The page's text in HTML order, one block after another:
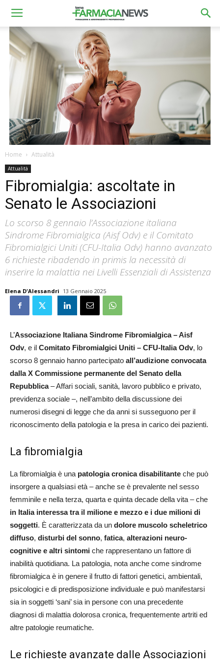
Home Attualità
Attualità
Fibromialgia: ascoltate in
Senato le Associazioni
Lo scorso 8 gennaio l’Associazione italiana
Sindrome Fibromialgica (Aisf Odv) e il Comitato
Fibromialgici Uniti (CFU-Italia Odv) hanno avanzato
6 richieste ribadendo in primis la necessità di
inserire la malattia nei Livelli Essenziali di Assistenza
Elena D'Alessandri 13 Gennaio 2025
L’Associazione Italiana Sindrome Fibromialgica – Aisf
Odv, e il Comitato Fibromialgici Uniti – CFU-Italia Odv, lo
scorso 8 gennaio hanno partecipato all’audizione convocata
dalla X Commissione permanente del Senato della
Repubblica– Affari sociali, sanità, lavoro pubblico e privato,
previdenza sociale –, nell’ambito della discussione dei
numerosi disegni di legge che da anni si susseguono per il
riconoscimento della patologia e la presa in carico dei pazienti.
La fibromialgia
La fibromialgia è una patologia cronica disabilitante che può
insorgere a qualsiasi età – anche se è prevalente nel sesso
femminile e nella terza, quarta e quinta decade della vita – che
in Italia interessa tra il milione e mezzo e i due milioni di
soggetti. È caratterizzata da un dolore muscolo scheletrico
diffuso, disturbi del sonno, fatica, alterazioni neuro-
cognitive e altri sintomi che rappresentano un fattore di
inabilità quotidiana. La patologia, nota anche come sindrome
fibromialgica è in genere il frutto di fattori genetici, ambientali,
psicologici e di predisposizione individuale e può manifestarsi
sia in soggetti ‘sani’ sia in persone con una precedente
diagnosi di malattia dolorosa cronica, frequentemente artriti ed
altre patologie reumatiche.
Le richieste avanzate dalle Associazioni